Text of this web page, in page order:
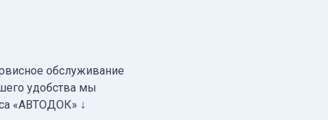
обслуживание
удобства мы
«АВТОДОК» ↓